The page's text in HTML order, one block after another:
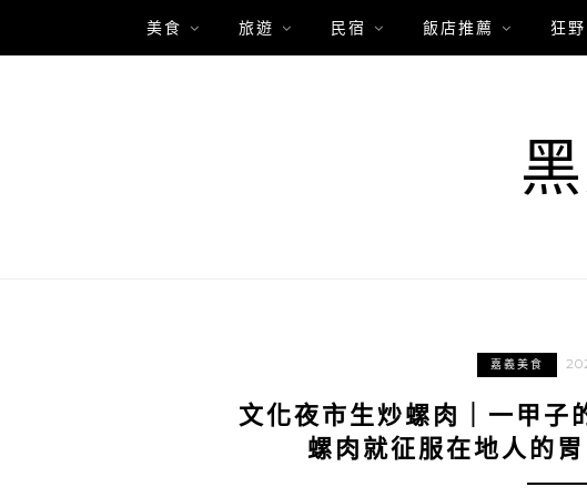
美食 旅遊 民宿 飯店推薦 狂
嘉義美食
文化夜市生炒螺肉｜一甲子
螺肉就征服在地人的